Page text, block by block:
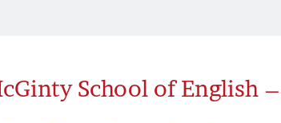
School of English